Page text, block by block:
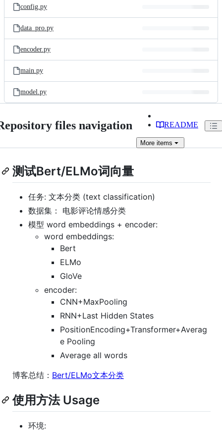
config.py
data_pro.py
encoder.py
main.py
model.py
files navigation README
More items
测试Bert/ELMo词向量
任务: 文本分类 (text classification)
数据集： 电影评论情感分类
模型 word embeddings + encoder:
word embeddings:
Bert
ELMo
GloVe
encoder:
CNN+MaxPooling
RNN+Last Hidden States
PositionEncoding+Transformer+Averag
e Pooling
Average all words
博客总结： Bert/ELMo文本分类
使用方法 Usage
环境: